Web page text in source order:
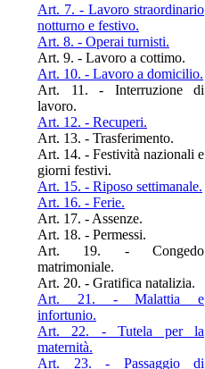
Art. 7. - Lavoro straordinario
notturno e festivo.
Art. 8. - Operai turnisti.
Art. 9. - Lavoro a cottimo.
Art. 10. - Lavoro a domicilio.
Art. 11. - Interruzione di
lavoro.
Art. 12. - Recuperi.
Art. 13. - Trasferimento.
Art. 14. - Festività nazionali e
giorni festivi.
Art. 15. - Riposo settimanale.
Art. 16. - Ferie.
Art. 17. - Assenze.
Art. 18. - Permessi.
Art. 19. - Congedo
matrimoniale.
Art. 20. - Gratifica natalizia.
Art. 21. - Malattia e
infortunio.
Art. 22. - Tutela per la
maternità.
Art. 23. - Passaggio di